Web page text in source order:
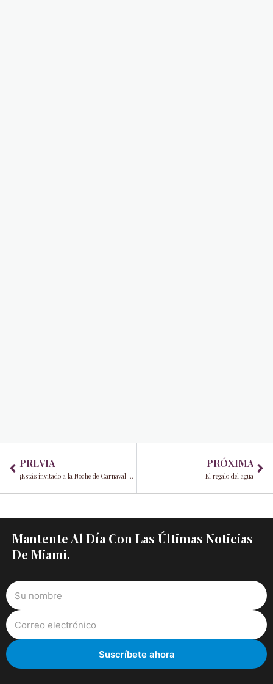
PREVIA
¡Estás invitado a la Noche de Carnaval de este año!
PRÓXIMA
El regalo del agua
Mantente Al Día Con Las Últimas Noticias
De Miami.